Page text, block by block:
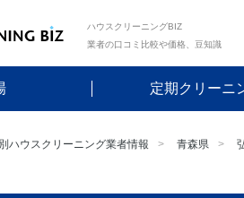
ハウスクリーニングBIZ
業者の口コミ比較や価格、豆知識
定期クリーニ
ハウスクリーニング業者情報 青森県